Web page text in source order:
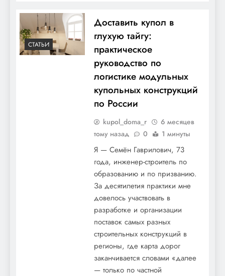
СТАТЬИ
Доставить купол в
глухую тайгу:
практическое
руководство по
логистике модульных
купольных конструкций
по России
kupol_doma_r
6 месяцев
тому назад
0 1 минуты
Я — Семён Гаврилович, 73
года, инженер-строитель по
образованию и по призванию.
За десятилетия практики мне
довелось участвовать в
разработке и организации
поставок самых разных
строительных конструкций в
регионы, где карта дорог
заканчивается словами «далее
— только по частной